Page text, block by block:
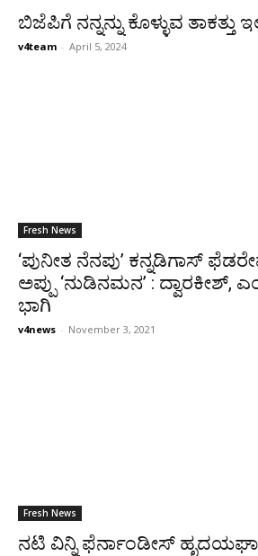
ಬಿಜೆಪಿಗೆ ನನ್ನನ್ನು ಕೊಳ್ಳುವ ತಾಕತ್ತು
v4team - April 5, 2024
Fresh News
‘ಪುನೀತ ನೆನಪು’ ಕನ್ನಡಿಗಾಸ್
ಅಪ್ಪು ‘ನುಡಿನಮನ’ : ದ್ವಾರಕೀಶ್,
ಭಾಗಿ
v4news - November 3, 2021
Fresh News
ನಟಿ ವಿನ್ನಿ ಫೆರ್ನಾಂಡೀಸ್